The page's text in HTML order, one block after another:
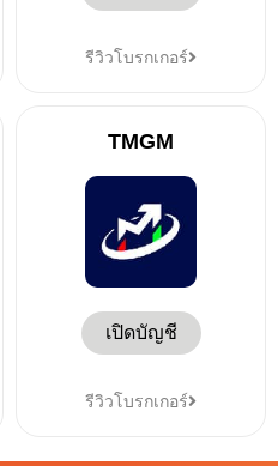
รีวิวโบรกเกอร์
TMGM
เปิดบัญชี
รีวิวโบรกเกอร์